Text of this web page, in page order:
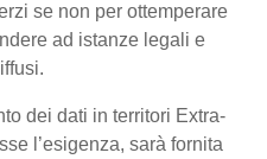
se non per ottemperare
ad istanze legali e
dei dati in territori Extra-
l’esigenza, sarà fornita